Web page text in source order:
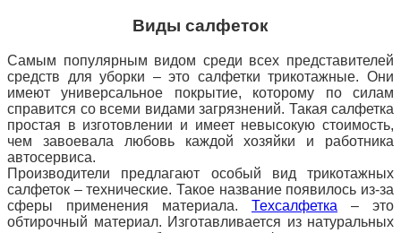
Виды салфеток
Самым популярным видом среди всех представителей
средств для уборки – это салфетки трикотажные. Они
имеют универсальное покрытие, которому по силам
справится со всеми видами загрязнений. Такая салфетка
простая в изготовлении и имеет невысокую стоимость,
чем завоевала любовь каждой хозяйки и работника
автосервиса.
Производители предлагают особый вид трикотажных
салфеток – технические. Такое название появилось из-за
сферы применения материала. Техсалфетка – это
обтирочный материал. Изготавливается из натуральных